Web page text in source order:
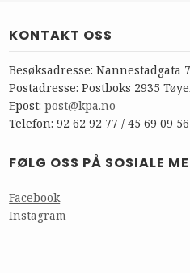
KONTAKT OSS
Besøksadresse: Nannestadgata
Postadresse: Postboks 2935
Epost:post@kpa.no
Telefon: 92 62 92 77 / 45 69 09 56
FØLG OSS PÅ SOSIALE
Facebook
Instagram